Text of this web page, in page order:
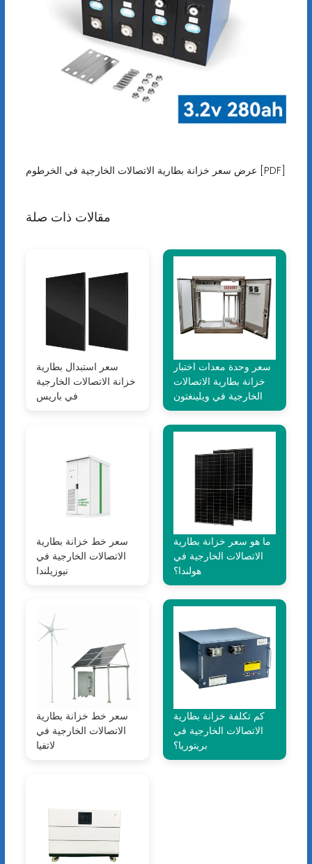
عرض سعر خزانة بطارية الاتصالات الخارجية في الخرطوم [PDF]
مقالات ذات صلة
سعر استبدال بطارية
خزانة الاتصالات الخارجية
في باريس
سعر وحدة معدات اختبار
خزانة بطارية الاتصالات
الخارجية في ويلينغتون
سعر خط خزانة بطارية
الاتصالات الخارجية في
نيوزيلندا
ما هو سعر خزانة بطارية
الاتصالات الخارجية في
هولندا؟
سعر خط خزانة بطارية
الاتصالات الخارجية في
لاتفيا
كم تكلفة خزانة بطارية
الاتصالات الخارجية في
بريتوريا؟